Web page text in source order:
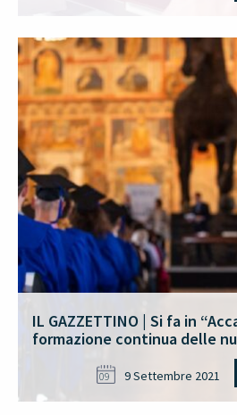
IL GAZZETTINO | Si fa in
formazione continua delle
09 9 Settembre 2021